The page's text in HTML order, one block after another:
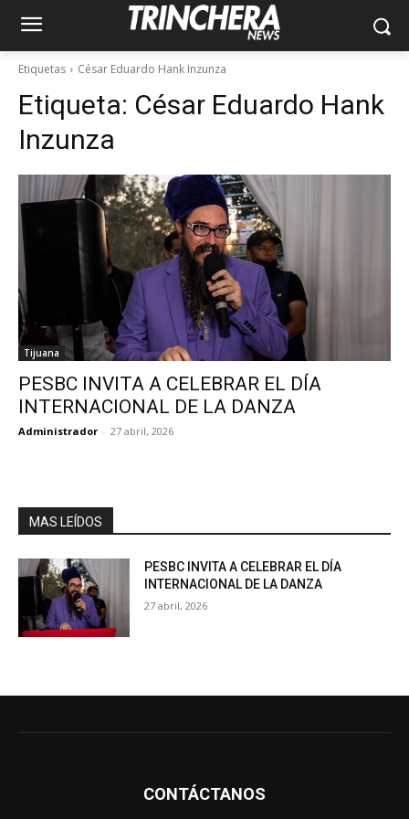
Etiquetas César Eduardo Hank Inzunza
Etiqueta: César Eduardo Hank
Inzunza
Tijuana
PESBC INVITA A CELEBRAR EL DÍA
INTERNACIONAL DE LA DANZA
Administrador - 27 abril, 2026
MAS LEÍDOS
PESBC INVITA A CELEBRAR EL DÍA
INTERNACIONAL DE LA DANZA
27 abril, 2026
CONTÁCTANOS